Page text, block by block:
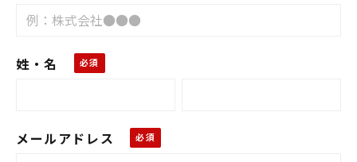
姓・名
メールアドレス